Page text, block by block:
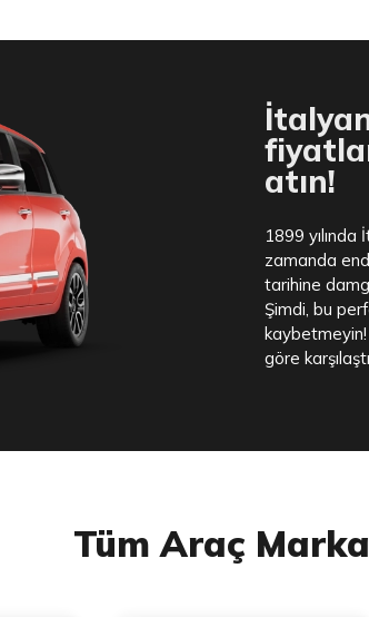
atın!
1899
zamanda
tarihine
Şimdi, bu
göre
Tüm Araç